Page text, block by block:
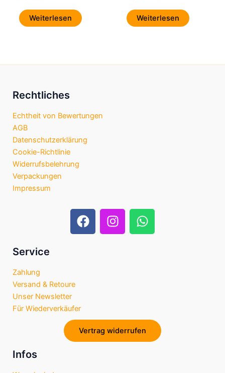
Weiterlesen Weiterlesen
Rechtliches
Echtheit von Bewertungen
AGB
Datenschutzerklärung
Cookie-Richtlinie
Widerrufsbelehrung
Verpackungen
Impressum
F
a
I
n
W
h
Service
Zahlung
Versand & Retoure
Unser Newsletter
Für Wiederverkäufer
Vertrag widerrufen
Infos